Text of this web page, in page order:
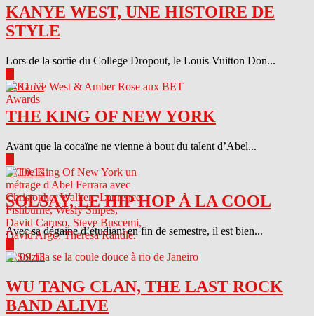
KANYE WEST, UNE HISTOIRE DE
STYLE
Lors de la sortie du College Dropout, le Louis Vuitton Don...
04.11.13
THE KING OF NEW YORK
Avant que la cocaïne ne vienne à bout du talent d’Abel...
04.10.13
SOLSAY, LE HIP HOP À LA COOL
Avec sa dégaine d’étudiant en fin de semestre, il est bien...
04.09.13
WU TANG CLAN, THE LAST ROCK
BAND ALIVE